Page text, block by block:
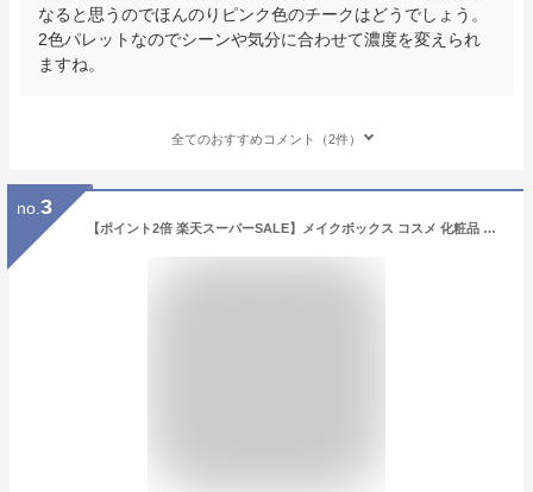
なると思うのでほんのりピンク色のチークはどうでしょう。
2色パレットなのでシーンや気分に合わせて濃度を変えられ
ますね。
全てのおすすめコメント（2件）
no. 3
【ポイント2倍 楽天スーパーSALE】メイクボックス コスメ 化粧品 収納 バニティ 大容量 鏡付き かわいい ピンク ホワイト ドレッサー 化粧ボックス おしゃれ かわいい バレンタイン お返し 【代引き不可】 コフレ